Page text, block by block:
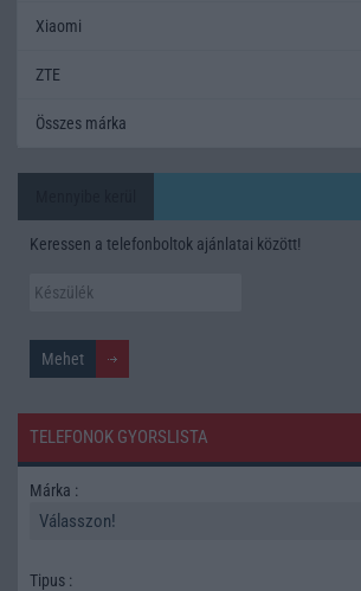
Xiaomi
ZTE
Összes márka
Keressen a telefonboltok ajánlatai között!
TELEFONOK GYORSLISTA
Márka :
Tipus :